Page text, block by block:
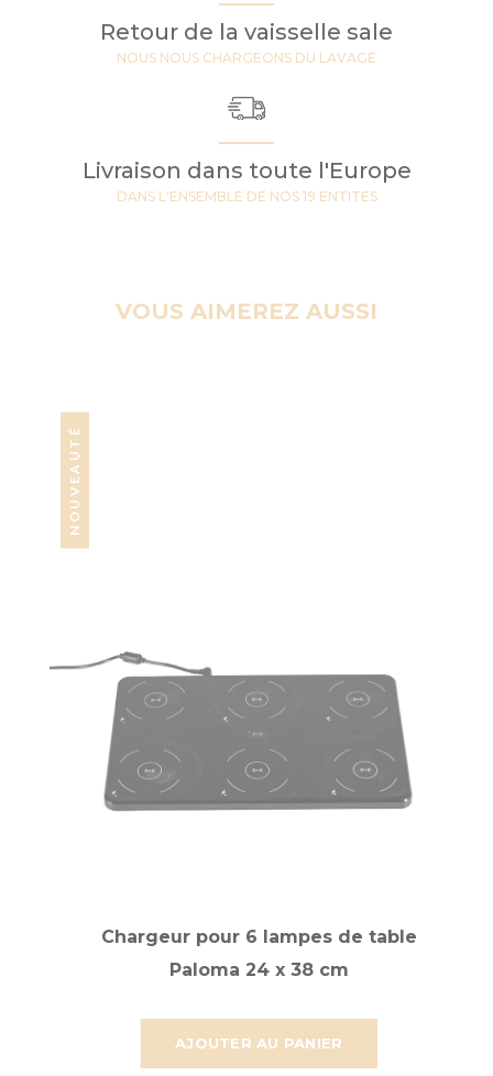
Retour de la vaisselle sale
NOUS NOUS CHARGEONS DU LAVAGE
Livraison dans toute l'Europe
DANS L'ENSEMBLE DE NOS 19 ENTITES
VOUS AIMEREZ AUSSI
NOUVEAUTÉ
AJOUTER AU PANIER
Chargeur pour 6 lampes de table
Paloma 24 x 38 cm